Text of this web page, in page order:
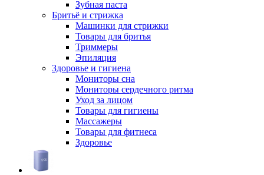
Зубная паста
Бритьё и стрижка
Машинки для стрижки
Товары для бритья
Триммеры
Эпиляция
Здоровье и гигиена
Мониторы сна
Мониторы сердечного ритма
Уход за лицом
Товары для гигиены
Массажеры
Товары для фитнеса
Здоровье